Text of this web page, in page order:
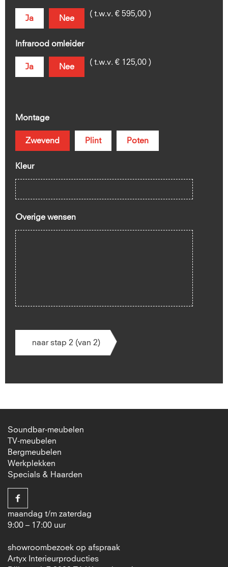
Ja Nee
( t.w.v. € 595,00 )
Infrarood omleider
Ja Nee
( t.w.v. € 125,00 )
Montage
Zwevend Plint Poten
Kleur
Overige wensen
naar stap 2 (van 2)
Soundbar-meubelen
TV-meubelen
Bergmeubelen
Werkplekken
Specials & Haarden
maandag t/m zaterdag
9:00 – 17:00 uur
showroombezoek op afspraak
Artyx Interieurproducties